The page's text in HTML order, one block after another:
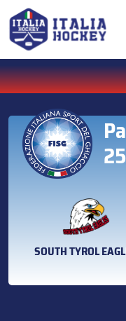
SOUTH TYROL